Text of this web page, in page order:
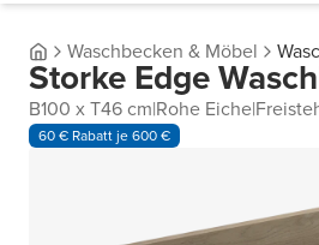
Waschbecken & Möbel
Storke Edge
B100 x T46 cm|Rohe Eiche|
60 € Rabatt je 600 €